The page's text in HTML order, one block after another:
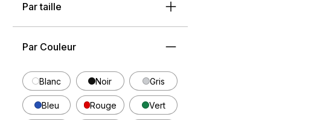
Par taille
Par Couleur
Blanc Noir Gris
Bleu Rouge Vert